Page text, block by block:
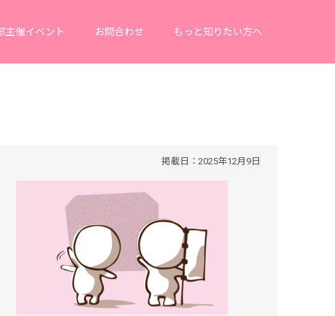
主催イベント お問合わせ もっと知りたい方へ
掲載日：2025年12月9日